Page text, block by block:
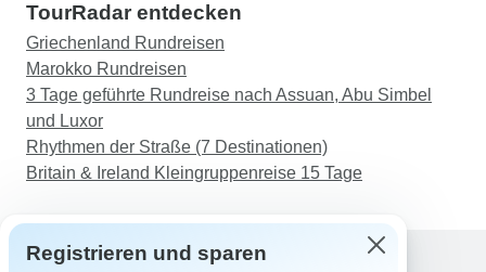
TourRadar entdecken
Griechenland Rundreisen
Marokko Rundreisen
3 Tage geführte Rundreise nach Assuan, Abu Simbel
und Luxor
Rhythmen der Straße (7 Destinationen)
Britain & Ireland Kleingruppenreise 15 Tage
Registrieren und sparen